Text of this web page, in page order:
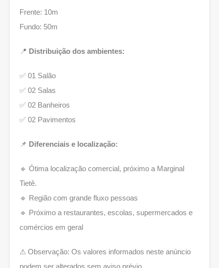
Frente: 10m
Fundo: 50m
📍 Distribuição dos ambientes:
✅ 01 Salão
✅ 02 Salas
✅ 02 Banheiros
✅ 02 Pavimentos
📌 Diferenciais e localização:
🔹 Ótima localização comercial, próximo a Marginal
Tietê.
🔹 Região com grande fluxo pessoas
🔹 Próximo a restaurantes, escolas, supermercados e
comércios em geral
⚠ Observação: Os valores informados neste anúncio
podem ser alterados sem aviso prévio.